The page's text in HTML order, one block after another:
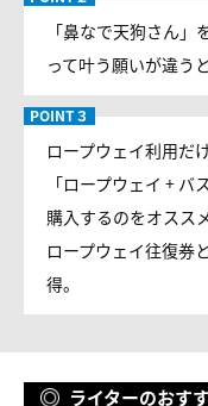
「鼻なで天狗さん
って叶う願いが違う
ロープウェイ利用だ
「ロープウェイ +
購入するのをオスス
ロープウェイ往復券
得。
ライターのおす